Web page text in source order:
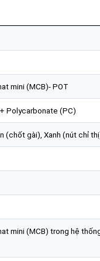
mini (MCB)- POT
Polycarbonate (PC)
(chốt gài), Xanh (nút chỉ
mini (MCB) trong hệ